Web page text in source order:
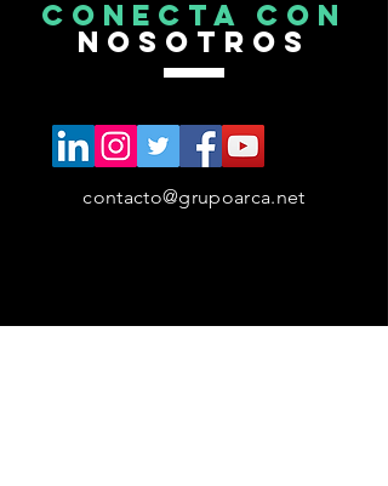
CONECTA CON
NOSOTROS
contacto@grupoarca.net